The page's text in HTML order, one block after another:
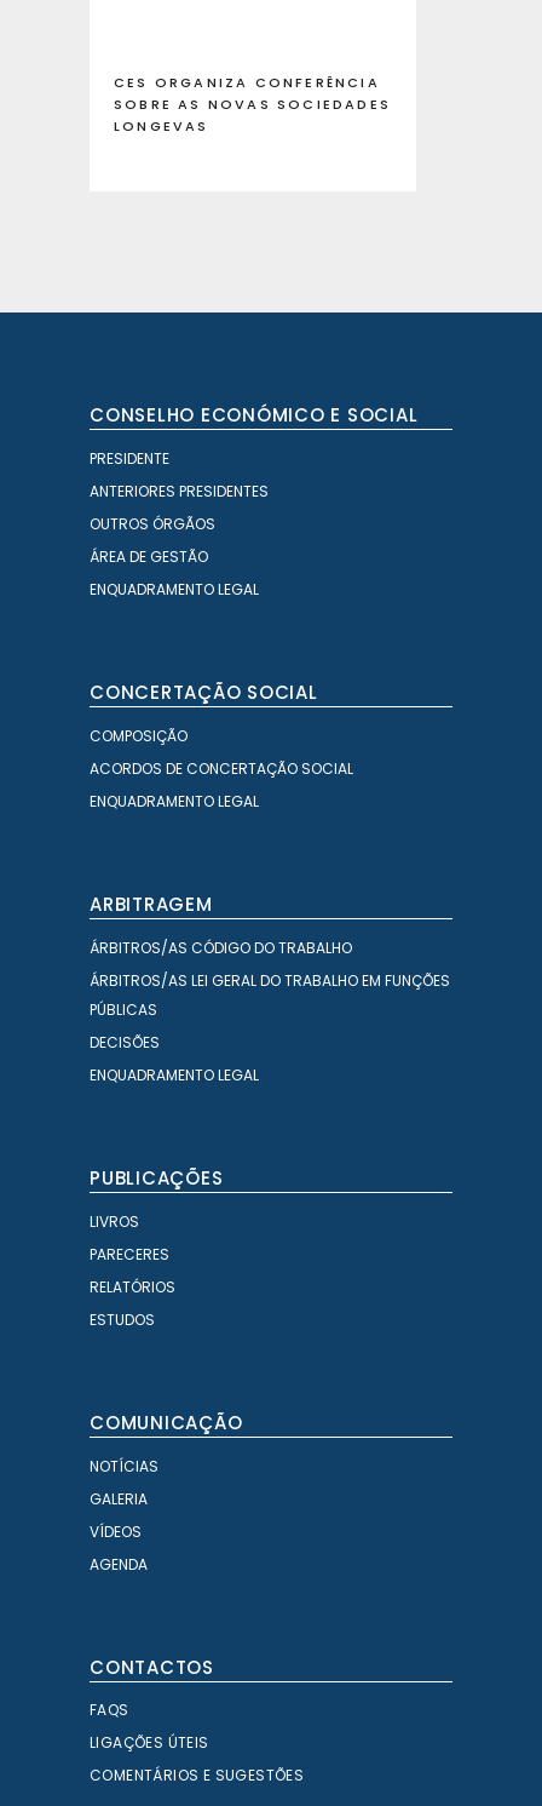
CES ORGANIZA CONFERÊNCIA
SOBRE AS NOVAS SOCIEDADES
LONGEVAS
CONSELHO ECONÓMICO E SOCIAL
PRESIDENTE
ANTERIORES PRESIDENTES
OUTROS ÓRGÃOS
ÁREA DE GESTÃO
ENQUADRAMENTO LEGAL
CONCERTAÇÃO SOCIAL
COMPOSIÇÃO
ACORDOS DE CONCERTAÇÃO SOCIAL
ENQUADRAMENTO LEGAL
ARBITRAGEM
ÁRBITROS/AS CÓDIGO DO TRABALHO
ÁRBITROS/AS LEI GERAL DO TRABALHO EM FUNÇÕES
PÚBLICAS
DECISÕES
ENQUADRAMENTO LEGAL
PUBLICAÇÕES
LIVROS
PARECERES
RELATÓRIOS
ESTUDOS
COMUNICAÇÃO
NOTÍCIAS
GALERIA
VÍDEOS
AGENDA
CONTACTOS
FAQS
LIGAÇÕES ÚTEIS
COMENTÁRIOS E SUGESTÕES